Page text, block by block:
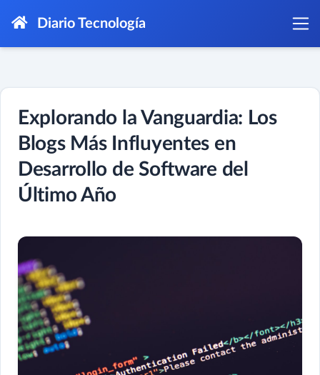
Diario Tecnología
Explorando la Vanguardia: Los
Blogs Más Influyentes en
Desarrollo de Software del
Último Año